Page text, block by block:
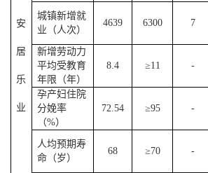
安
居
乐
业
城镇新增就
业（人次）
4639 6300 7
新增劳动力
平均受教育
年限（年）
8.4 ≥11 -
孕产妇住院
分娩率
（%）
72.54 ≥95 -
人均预期寿
命（岁）
68 ≥70 -